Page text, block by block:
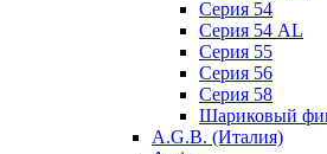
Серия 54
Серия 54 AL
Серия 55
Серия 56
Серия 58
Шариковый
A.G.B. (Италия)